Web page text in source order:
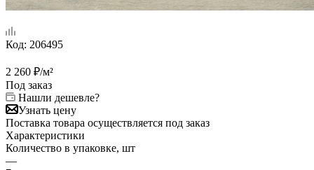
Код: 206495
2 260 ₽/м²
Под заказ
Нашли дешевле?
Узнать цену
Поставка товара осуществляется под заказ
Характеристики
Количество в упаковке, шт
—